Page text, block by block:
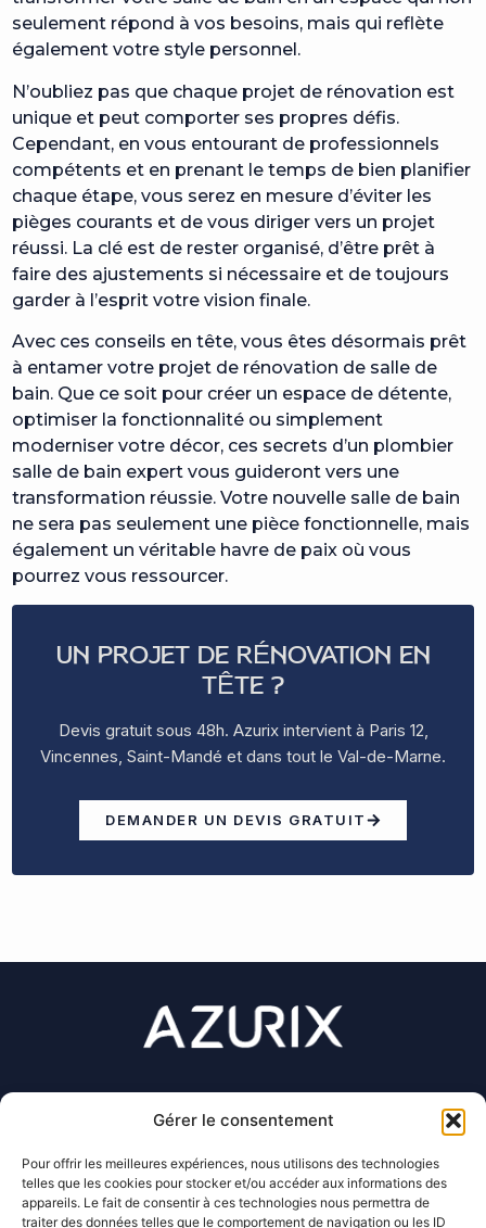
Gérer le consentement
Pour offrir les meilleures expériences, nous utilisons des technologies
telles que les cookies pour stocker et/ou accéder aux informations des
appareils. Le fait de consentir à ces technologies nous permettra de
traiter des données telles que le comportement de navigation ou les ID
seulement répond à vos besoins, mais qui reflète
également votre style personnel.
N’oubliez pas que chaque projet de rénovation est
unique et peut comporter ses propres défis.
Cependant, en vous entourant de professionnels
compétents et en prenant le temps de bien planifier
chaque étape, vous serez en mesure d’éviter les
pièges courants et de vous diriger vers un projet
réussi. La clé est de rester organisé, d’être prêt à
faire des ajustements si nécessaire et de toujours
garder à l’esprit votre vision finale.
Avec ces conseils en tête, vous êtes désormais prêt
à entamer votre projet de rénovation de salle de
bain. Que ce soit pour créer un espace de détente,
optimiser la fonctionnalité ou simplement
moderniser votre décor, ces secrets d’un plombier
salle de bain expert vous guideront vers une
transformation réussie. Votre nouvelle salle de bain
ne sera pas seulement une pièce fonctionnelle, mais
également un véritable havre de paix où vous
pourrez vous ressourcer.
UN PROJET DE RÉNOVATION EN
TÊTE ?
Devis gratuit sous 48h. Azurix intervient à Paris 12,
Vincennes, Saint-Mandé et dans tout le Val-de-Marne.
DEMANDER UN DEVIS GRATUIT
07 56 27 99 35
contact@azurix.fr